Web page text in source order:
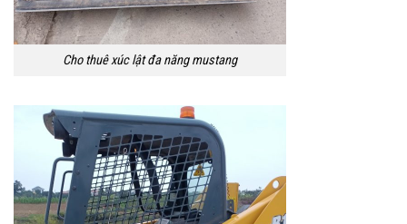
Cho thuê xúc lật đa năng mustang